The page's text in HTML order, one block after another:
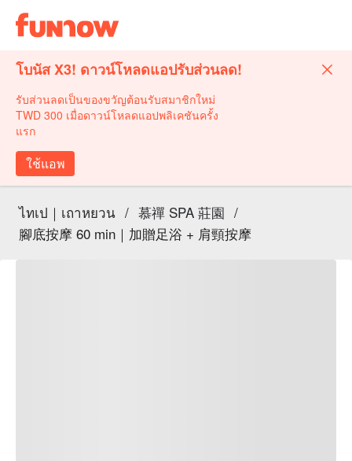
โบนัส X3! ดาวน์โหลดแอปรับส่วนลด!
รับส่วนลดเป็นของขวัญต้อนรับสมาชิกใหม่
TWD 300 เมื่อดาวน์โหลดแอปพลิเคชันครั้ง
แรก
ใช้แอพ
ไทเป｜เถาหยวน / 慕禪 SPA 莊園 /
腳底按摩 60 min｜加贈足浴 + 肩頸按摩